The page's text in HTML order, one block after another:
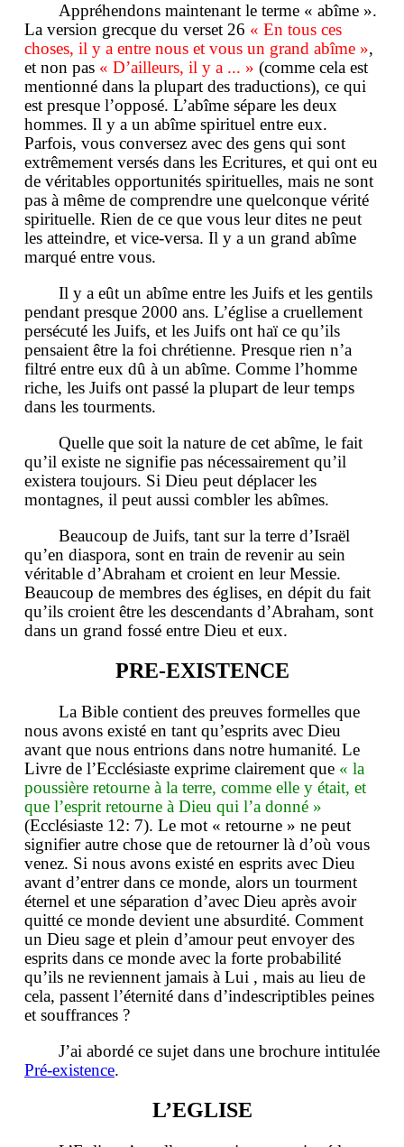
Appréhendons maintenant le terme « abîme ».
La version grecque du verset 26 « En tous ces
choses, il y a entre nous et vous un grand abîme »,
et non pas « D’ailleurs, il y a ... » (comme cela est
mentionné dans la plupart des traductions), ce qui
est presque l’opposé. L’abîme sépare les deux
hommes. Il y a un abîme spirituel entre eux.
Parfois, vous conversez avec des gens qui sont
extrêmement versés dans les Ecritures, et qui ont eu
de véritables opportunités spirituelles, mais ne sont
pas à même de comprendre une quelconque vérité
spirituelle. Rien de ce que vous leur dites ne peut
les atteindre, et vice-versa. Il y a un grand abîme
marqué entre vous.
Il y a eût un abîme entre les Juifs et les gentils
pendant presque 2000 ans. L’église a cruellement
persécuté les Juifs, et les Juifs ont haï ce qu’ils
pensaient être la foi chrétienne. Presque rien n’a
filtré entre eux dû à un abîme. Comme l’homme
riche, les Juifs ont passé la plupart de leur temps
dans les tourments.
Quelle que soit la nature de cet abîme, le fait
qu’il existe ne signifie pas nécessairement qu’il
existera toujours. Si Dieu peut déplacer les
montagnes, il peut aussi combler les abîmes.
Beaucoup de Juifs, tant sur la terre d’Israël
qu’en diaspora, sont en train de revenir au sein
véritable d’Abraham et croient en leur Messie.
Beaucoup de membres des églises, en dépit du fait
qu’ils croient être les descendants d’Abraham, sont
dans un grand fossé entre Dieu et eux.
PRE-EXISTENCE
La Bible contient des preuves formelles que
nous avons existé en tant qu’esprits avec Dieu
avant que nous entrions dans notre humanité. Le
Livre de l’Ecclésiaste exprime clairement que « la
poussière retourne à la terre, comme elle y était, et
que l’esprit retourne à Dieu qui l’a donné »
(Ecclésiaste 12: 7). Le mot « retourne » ne peut
signifier autre chose que de retourner là d’où vous
venez. Si nous avons existé en esprits avec Dieu
avant d’entrer dans ce monde, alors un tourment
éternel et une séparation d’avec Dieu après avoir
quitté ce monde devient une absurdité. Comment
un Dieu sage et plein d’amour peut envoyer des
esprits dans ce monde avec la forte probabilité
qu’ils ne reviennent jamais à Lui , mais au lieu de
cela, passent l’éternité dans d’indescriptibles peines
et souffrances ?
J’ai abordé ce sujet dans une brochure intitulée
Pré-existence.
L’EGLISE